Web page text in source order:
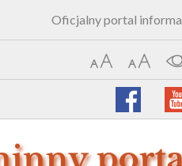
Oficjalny portal